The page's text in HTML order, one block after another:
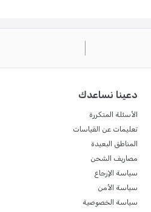
دعينا نساعدك
الأسئلة المتكررة
تعليمات عن القياسات
المناطق البعيدة
مصاريف الشحن
سياسة الإرجاع
سياسة الأمن
سياسة الخصوصية